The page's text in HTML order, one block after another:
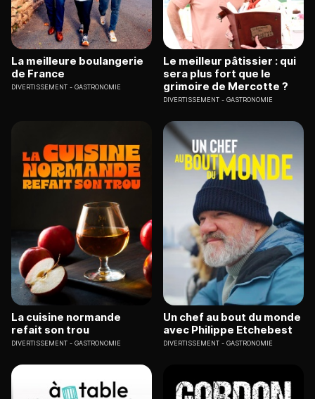
La meilleure boulangerie
de France
DIVERTISSEMENT GASTRONOMIE
Le meilleur pâtissier : qui
sera plus fort que le
grimoire de Mercotte ?
DIVERTISSEMENT GASTRONOMIE
La cuisine normande
refait son trou
DIVERTISSEMENT GASTRONOMIE
Un chef au bout du monde
avec Philippe Etchebest
DIVERTISSEMENT GASTRONOMIE